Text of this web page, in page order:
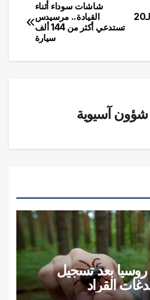
شاشات سوداء أثناء
القيادة.. مرسيدس
تستدعي أكثر من 144 ألف
سيارة
القطرية.. سفير بعمر الـ20
شؤون آسيوية
بعد تسجيل
القراد